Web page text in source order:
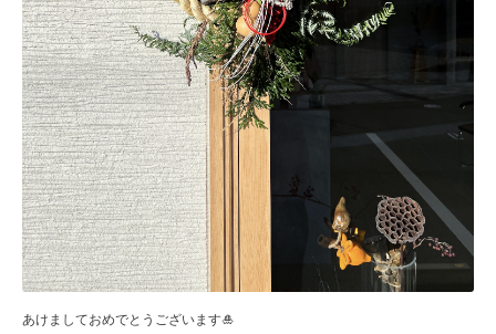
あけましておめでとうございます🎍